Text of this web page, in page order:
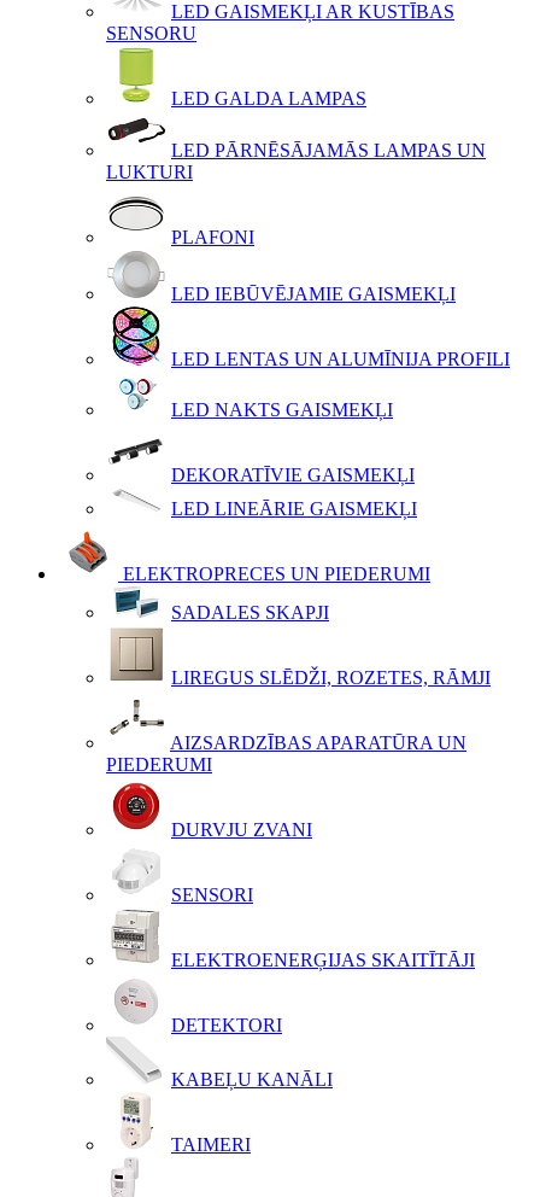
LED GAISMEKĻI AR KUSTĪBAS
SENSORU
LED GALDA LAMPAS
LED PĀRNĒSĀJAMĀS LAMPAS UN
LUKTURI
PLAFONI
LED IEBŪVĒJAMIE GAISMEKĻI
LED LENTAS UN ALUMĪNIJA PROFILI
LED NAKTS GAISMEKĻI
DEKORATĪVIE GAISMEKĻI
LED LINEĀRIE GAISMEKĻI
ELEKTROPRECES UN PIEDERUMI
SADALES SKAPJI
LIREGUS SLĒDŽI, ROZETES, RĀMJI
AIZSARDZĪBAS APARATŪRA UN
PIEDERUMI
DURVJU ZVANI
SENSORI
ELEKTROENERĢIJAS SKAITĪTĀJI
DETEKTORI
KABEĻU KANĀLI
TAIMERI